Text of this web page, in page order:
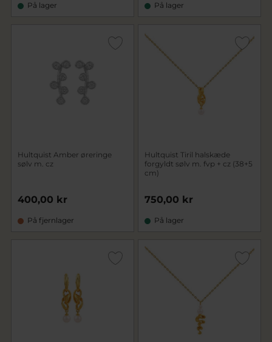
På lager På lager
Hultquist Amber øreringe
sølv m. cz
400,00 kr
På fjernlager
Hultquist Tiril halskæde
forgyldt sølv m. fvp + cz (38+5
cm)
750,00 kr
På lager